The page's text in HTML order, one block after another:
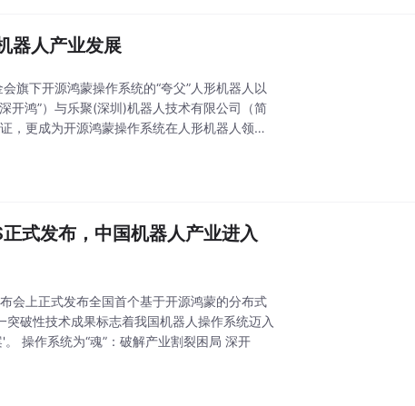
器人产业发展
旗下开源鸿蒙操作系统的“夸父”人形机器人以
，更成为开源鸿蒙操作系统在人形机器人领域
式发布，中国机器人产业进入
会上正式发布全国首个基于开源鸿蒙的分布式
破性技术成果标志着我国机器人操作系统迈入
“多机协同、群体智能”的新阶段，为全球机器人技术发展提供了全新的'中国方案'。 操作系统为“魂”：破解产业割裂困局 深开